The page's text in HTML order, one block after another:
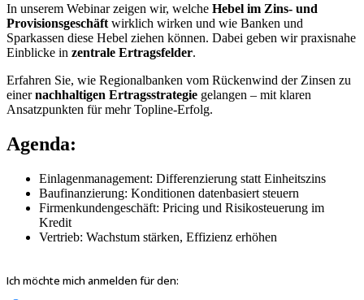
In unserem Webinar zeigen wir, welche Hebel im Zins- und
Provisionsgeschäft wirklich wirken und wie Banken und
Sparkassen diese Hebel ziehen können. Dabei geben wir praxisnahe
Einblicke in zentrale Ertragsfelder.
Erfahren Sie, wie Regionalbanken vom Rückenwind der Zinsen zu
einernachhaltigen Ertragsstrategie gelangen – mit klaren
Ansatzpunkten für mehr Topline-Erfolg.
Agenda:
Einlagenmanagement: Differenzierung statt Einheitszins
Baufinanzierung: Konditionen datenbasiert steuern
Firmenkundengeschäft: Pricing und Risikosteuerung im
Kredit
Vertrieb: Wachstum stärken, Effizienz erhöhen